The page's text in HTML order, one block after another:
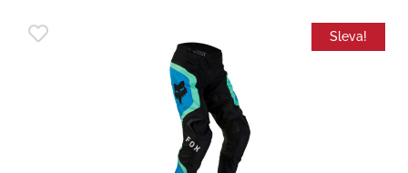
Sleva!